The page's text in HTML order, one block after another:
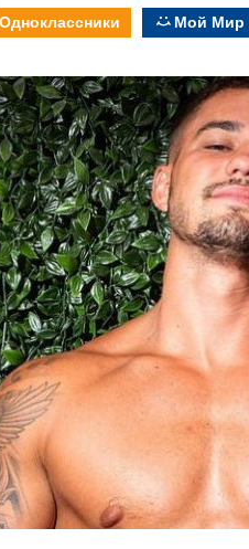
Одноклассники Мой Мир